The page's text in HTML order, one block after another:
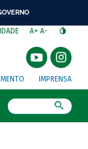
A+ A-
IMPRENSA